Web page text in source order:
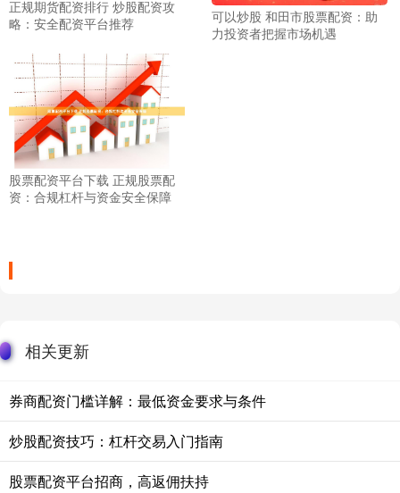
正规期货配资排行 炒股配资攻
略：安全配资平台推荐
可以炒股 和田市股票配资：助
力投资者把握市场机遇
股票配资平台下载 正规股票配
资：合规杠杆与资金安全保障
相关更新
券商配资门槛详解：最低资金要求与条件
炒股配资技巧：杠杆交易入门指南
股票配资平台招商，高返佣扶持